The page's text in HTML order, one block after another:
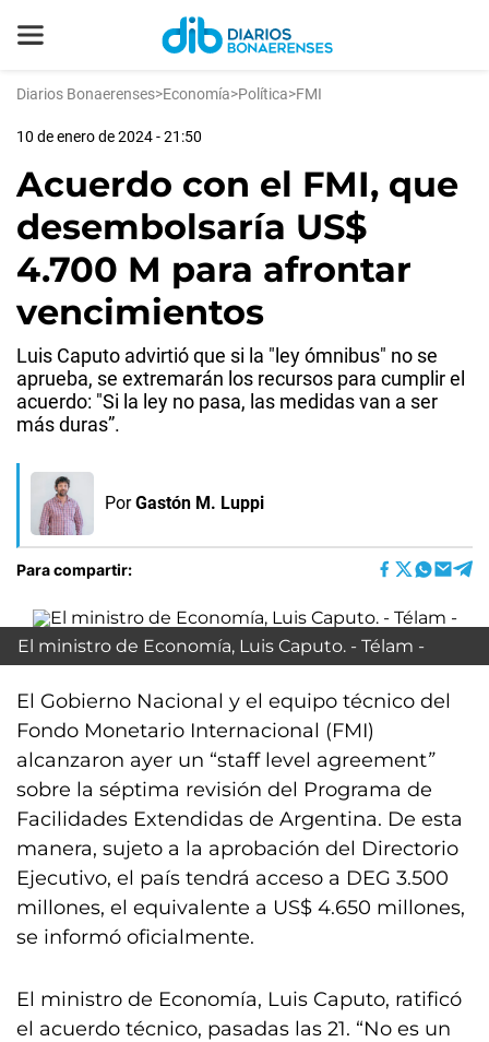
Diarios Bonaerenses>Economía>Política>FMI
10 de enero de 2024 - 21:50
Acuerdo con el FMI, que
desembolsaría US$
4.700 M para afrontar
vencimientos
Luis Caputo advirtió que si la "ley ómnibus" no se
aprueba, se extremarán los recursos para cumplir el
acuerdo: "Si la ley no pasa, las medidas van a ser
más duras”.
Por Gastón M. Luppi
Para compartir:
El ministro de Economía, Luis Caputo. - Télam -
El Gobierno Nacional y el equipo técnico del
Fondo Monetario Internacional (FMI)
alcanzaron ayer un “staff level agreement”
sobre la séptima revisión del Programa de
Facilidades Extendidas de Argentina. De esta
manera, sujeto a la aprobación del Directorio
Ejecutivo, el país tendrá acceso a DEG 3.500
millones, el equivalente a US$ 4.650 millones,
se informó oficialmente.
El ministro de Economía, Luis Caputo, ratificó
el acuerdo técnico, pasadas las 21. “No es un